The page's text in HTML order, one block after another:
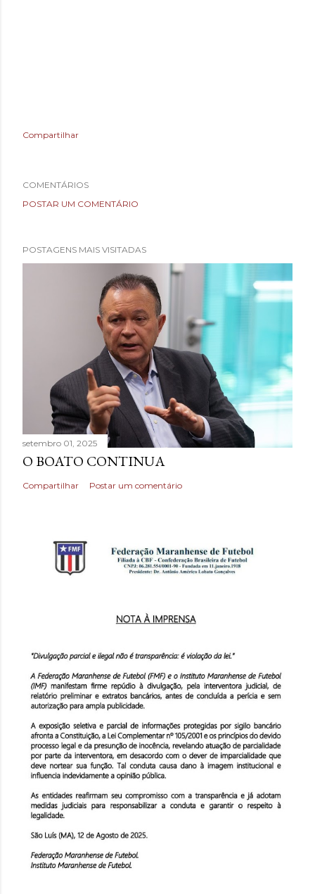
Compartilhar
COMENTÁRIOS
POSTAR UM COMENTÁRIO
POSTAGENS MAIS VISITADAS
setembro 01, 2025
O BOATO CONTINUA
Compartilhar Postar um comentário